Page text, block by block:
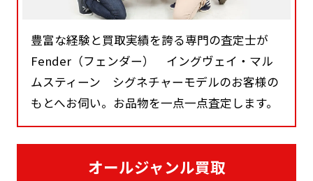
豊富な経験と買取実績を誇る専門の査定士が
Fender（フェンダー） イングヴェイ・マル
ムスティーン シグネチャーモデルのお客様の
もとへお伺い。お品物を一点一点査定します。
オールジャンル買取